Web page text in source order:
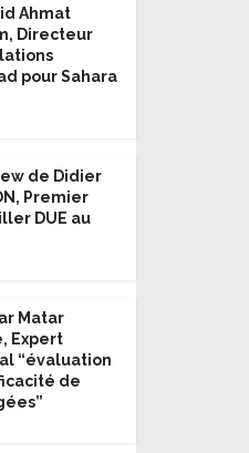
Ahmat
Directeur
pour Sahara
de Didier
Premier
DUE au
Matar
Expert
“évaluation
de